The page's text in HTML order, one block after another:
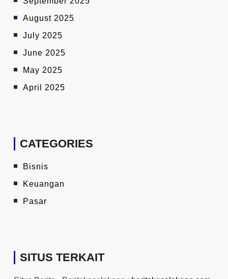
August 2025
July 2025
June 2025
May 2025
April 2025
CATEGORIES
Bisnis
Keuangan
Pasar
SITUS TERKAIT